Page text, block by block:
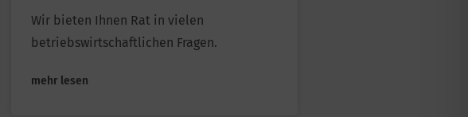
Wir bieten Ihnen Rat in vielen
betriebswirtschaftlichen Fragen.
mehr lesen